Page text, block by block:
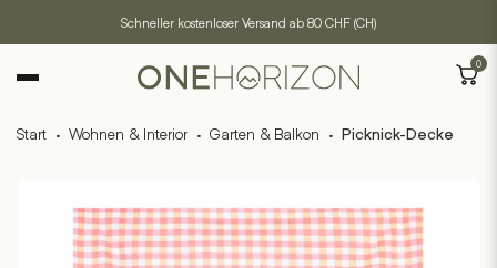
Schneller kostenloser Versand ab 80 CHF (CH)
0
Start · Wohnen & Interior · Garten & Balkon · Picknick-Decke